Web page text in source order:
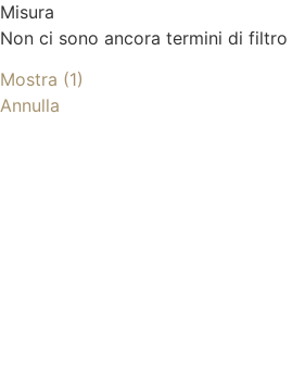
Misura
Non ci sono ancora termini di filtro
Mostra (1)
Annulla